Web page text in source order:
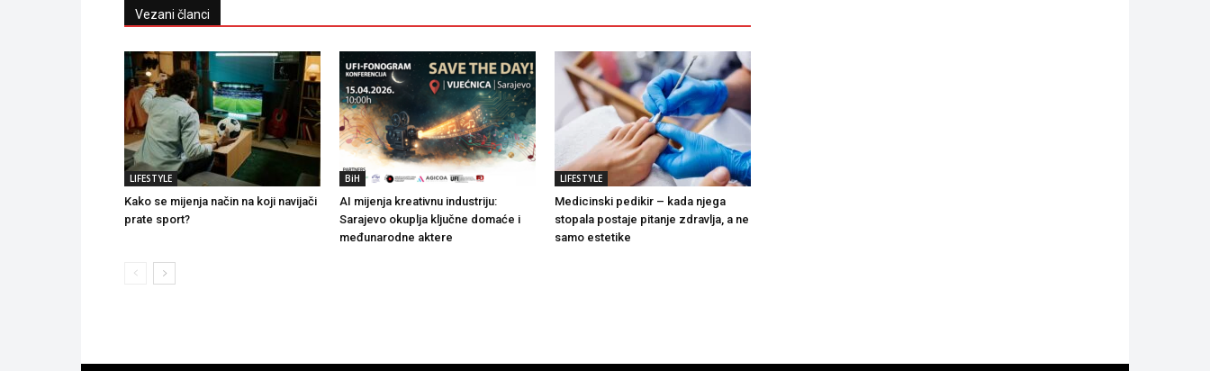
Vezani članci
LIFESTYLE
Kako se mijenja način na koji navijači
prate sport?
BiH
AI mijenja kreativnu industriju:
Sarajevo okuplja ključne domaće i
međunarodne aktere
LIFESTYLE
Medicinski pedikir – kada njega
stopala postaje pitanje zdravlja, a ne
samo estetike